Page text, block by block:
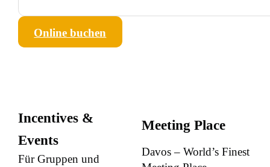
Online buchen
Incentives &
Events
Für Gruppen und
Meeting Place
Davos – World’s Finest